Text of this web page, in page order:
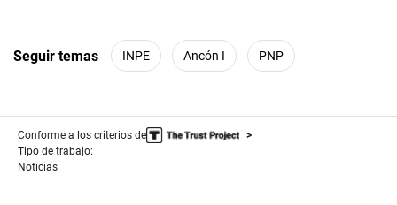
Seguir temas INPE Ancón I PNP
Conforme a los criterios de
Tipo de trabajo:
Noticias